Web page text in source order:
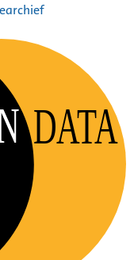
DATA